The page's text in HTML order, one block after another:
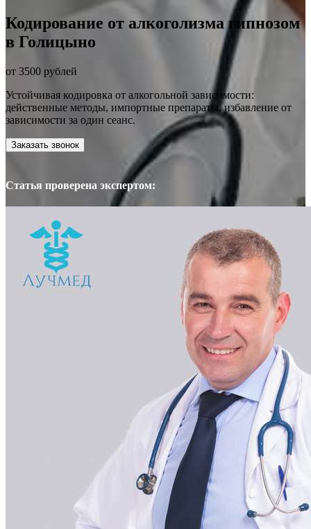
Кодирование от алкоголизма гипнозом
в Голицыно
от 3500 рублей
Устойчивая кодировка от алкогольной зависимости:
действенные методы, импортные препараты, избавление от
зависимости за один сеанс.
Заказать звонок
Статья проверена экспертом: